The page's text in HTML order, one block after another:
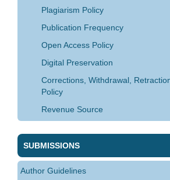
Plagiarism Policy
Publication Frequency
Open Access Policy
Digital Preservation
Corrections, Withdrawal,
Policy
Revenue Source
SUBMISSIONS
Author Guidelines